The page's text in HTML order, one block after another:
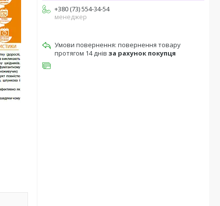
+380 (73) 554-34-54
менеджер
повернення товару
протягом 14 днів за рахунок покупця